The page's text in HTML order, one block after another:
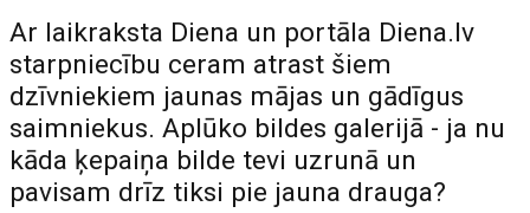
Ar laikraksta Diena un portāla Diena.lv
starpniecību ceram atrast šiem
dzīvniekiem jaunas mājas un gādīgus
saimniekus. Aplūko bildes galerijā - ja nu
kāda ķepaiņa bilde tevi uzrunā un
pavisam drīz tiksi pie jauna drauga?